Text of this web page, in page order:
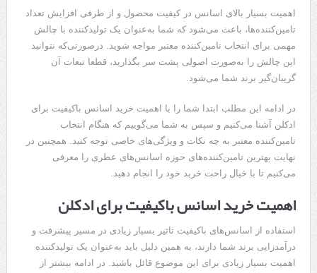
اهمیت بسیار بالای اسانس در کیفیت محصول و از طرفی افزایش تعداد
تامین‌کننده‌ها، باعث می‌شود که شما به‌عنوان یک تولیدکننده با چالش
مهمی برای انتخاب تامین‌کننده معتبر مواجه شوید. درصورتی‌که نتوانید
این چالش را به‌صورت اصولی پشت سر بگذارید، قطعا تبعات آن
گریبان‌گیر برند شما می‌شود.
در ادامه این مطلب ابتدا شما را با اهمیت خرید اسانس باکیفیت برای
ادکلن آشنا می‌کنیم و سپس به شما می‌گوییم که هنگام انتخاب
تامین‌کننده معتبر به چه نکات و ویژگی‌های خاصی توجه کنید. همچنین در
نهایت بهترین تامین‌کننده‌های حوزه اسانس‌های عطری را معرفی
می‌کنیم تا با خیال راحت خرید خود را انجام دهید.
اهمیت خرید اسانس باکیفیت برای ادکلن
استفاده از اسانس‌های باکیفیت تاثیر بسیار زیادی در مسیر پیشرفت و
درآمدزایی برند شما دارند، به همین دلیل باید به‌عنوان یک تولیدکننده
اهمیت بسیار زیادی برای این موضوع قائل باشید. در ادامه بیشتر از